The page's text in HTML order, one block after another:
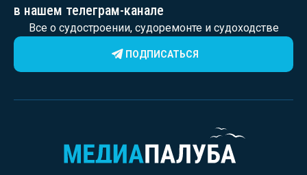
в нашем телеграм-канале
Все о судостроении, судоремонте и судоходстве
ПОДПИСАТЬСЯ